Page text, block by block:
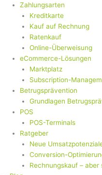
Zahlungsarten
Kreditkarte
Kauf auf Rechnung
Ratenkauf
Online-Überweisung
eCommerce-Lösungen
Marktplatz
Subscription-
Betrugsprävention
Grundlagen
POS
POS-Terminals
Ratgeber
Neue
Conversion-
Rechnungskauf – aber